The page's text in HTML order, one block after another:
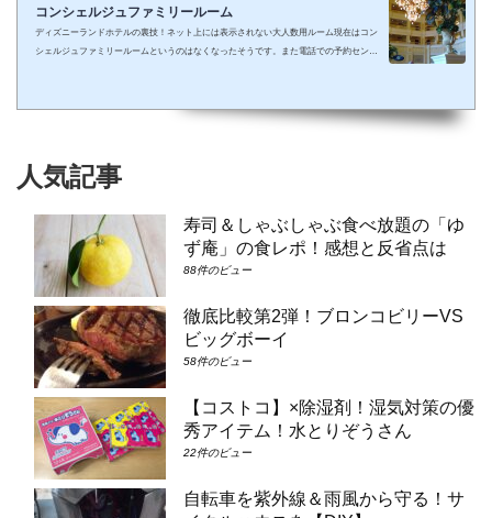
コンシェルジュファミリールーム
ディズニーランドホテルの裏技！ネット上には表示されない大人数用ルーム現在はコン
シェルジュファミリールームというのはなくなったそうです。また電話での予約センタ
ュ・スーペリアルーム（パークビュー）（7-8階）④コンシェルジュ・デラックスルー
人気記事
寿司＆しゃぶしゃぶ食べ放題の「ゆ
ず庵」の食レポ！感想と反省点は
88件のビュー
徹底比較第2弾！ブロンコビリーVS
ビッグボーイ
58件のビュー
【コストコ】×除湿剤！湿気対策の優
秀アイテム！水とりぞうさん
22件のビュー
自転車を紫外線＆雨風から守る！サ